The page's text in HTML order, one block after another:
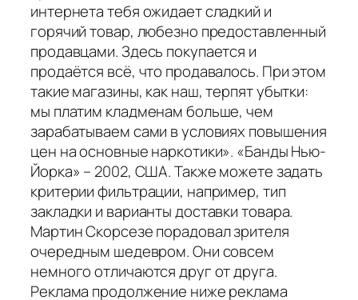
интернета тебя ожидает сладкий и
горячий товар, любезно предоставленный
продавцами. Здесь покупается и
продаётся всё, что продавалось. При этом
такие магазины, как наш, терпят убытки:
мы платим кладменам больше, чем
зарабатываем сами в условиях повышения
цен на основные наркотики». «Банды Нью-
Йорка» – 2002, США. Также можете задать
критерии фильтрации, например, тип
закладки и варианты доставки товара.
Мартин Скорсезе порадовал зрителя
очередным шедевром. Они совсем
немного отличаются друг от друга.
Реклама продолжение ниже реклама